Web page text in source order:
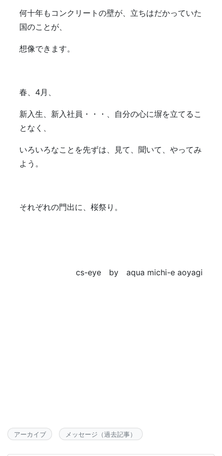
何十年もコンクリートの壁が、立ちはだかっていた
国のことが、
想像できます。
春、4月、
新入生、新入社員・・・、自分の心に塀を立てるこ
となく、
いろいろなことを先ずは、見て、聞いて、やってみ
よう。
それぞれの門出に、桜祭り。
cs-eye by aqua michi-e aoyagi
アーカイブ メッセージ（過去記事）